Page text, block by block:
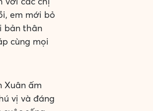
em mới bỏ
bản thân
cùng mọi
Xuân ấm
vị và đáng